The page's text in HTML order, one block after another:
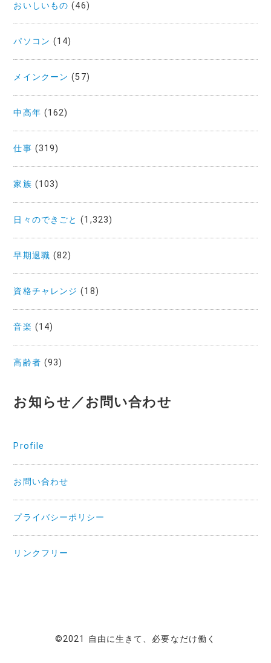
おいしいもの (46)
パソコン (14)
メインクーン (57)
中高年 (162)
仕事 (319)
家族 (103)
日々のできごと (1,323)
早期退職 (82)
資格チャレンジ (18)
音楽 (14)
高齢者 (93)
お知らせ／お問い合わせ
Profile
お問い合わせ
プライバシーポリシー
リンクフリー
©2021 自由に生きて、必要なだけ働く